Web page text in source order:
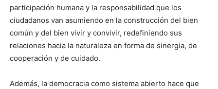
participación humana y la responsabilidad que los
ciudadanos van asumiendo en la construcción del bien
común y del bien vivir y convivir, redefiniendo sus
relaciones hacia la naturaleza en forma de sinergia, de
cooperación y de cuidado.
Además, la democracia como sistema abierto hace que